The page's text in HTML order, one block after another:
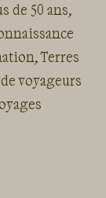
de 50 ans,
Terres
voyageurs